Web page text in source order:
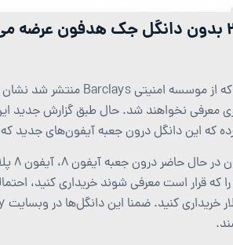
میلی‌متری معرفی نخواهند شد. حال طبق گزارش
که این دانگل درون جعبه آیفون‌های جدید
که قرار است معرفی شوند خریداری کنید،